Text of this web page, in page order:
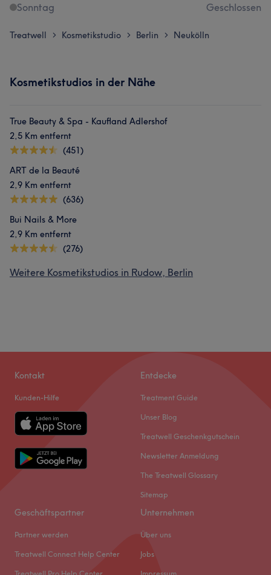
Sonntag
Geschlossen
Treatwell > Kosmetikstudio > Berlin > Neukölln
Kosmetikstudios in der Nähe
True Beauty & Spa - Kaufland Adlershof
2,5 Km entfernt
(451)
ART de la Beauté
2,9 Km entfernt
(636)
Bui Nails & More
2,9 Km entfernt
(276)
Weitere Kosmetikstudios in Rudow, Berlin
Kontakt
Kunden-Hilfe
Entdecke
Treatment Guide
Unser Blog
Treatwell Geschenkgutschein
Newsletter Anmeldung
The Treatwell Glossary
Sitemap
Geschäftspartner
Partner werden
Treatwell Connect Help Center
Unternehmen
Über uns
Jobs